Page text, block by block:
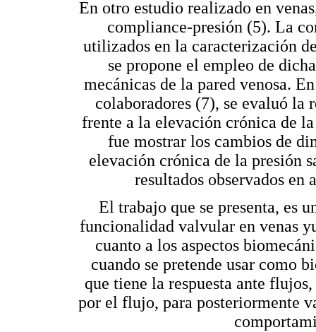
En otro estudio realizado en
compliance-presión (5). La
utilizados en la caracterización
se propone el empleo de
mecánicas de la pared venosa.
colaboradores (7), se evaluó la
frente a la elevación crónica de
fue mostrar los cambios de
elevación crónica de la presión
resultados observados en
El trabajo que se presenta, es
funcionalidad valvular en venas
cuanto a los aspectos
cuando se pretende usar como
que tiene la respuesta ante
por el flujo, para posteriormente